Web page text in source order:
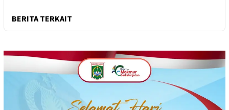
BERITA TERKAIT